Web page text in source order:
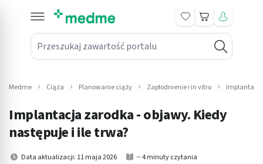
Przeszukaj zawartość portalu
Koszyk
submenu: Leki na receptę
submenu: Mama i dziecko
submenu: Kosmetyki
Medme Ciąża Planowanie ciąży Zapłodnienie i in vitro
Implantacja zarodka - objawy. Kiedy
następuje i ile trwa?
Data aktualizacji: 11 maja 2026
~ 4 minuty czytania